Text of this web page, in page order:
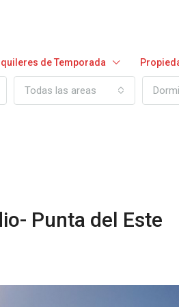
de Temporada
Todas las areas
Punta del Este